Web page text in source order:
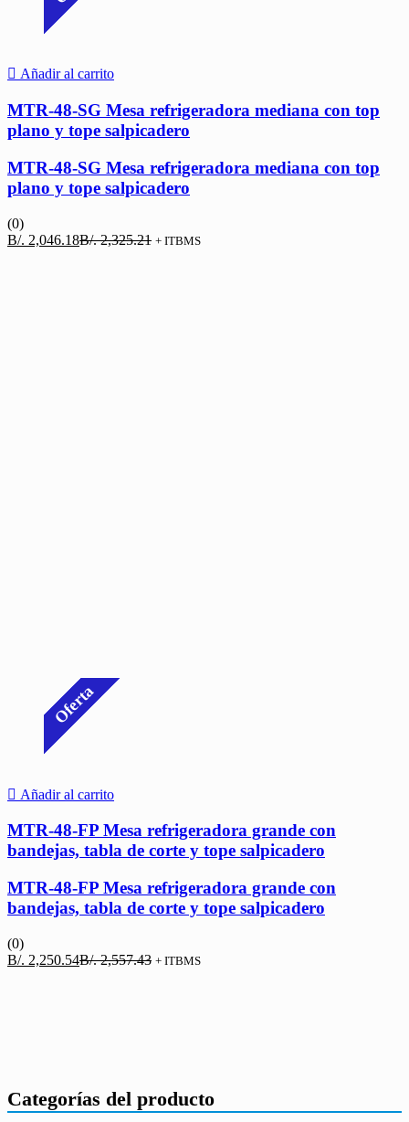
Añadir al carrito
MTR-48-SG Mesa refrigeradora mediana con top
plano y tope salpicadero
MTR-48-SG Mesa refrigeradora mediana con top
plano y tope salpicadero
(0)
B/. 2,046.18El
B/.2,325.21 El
+ ITBMS
Oferta
Añadir al carrito
MTR-48-FP Mesa refrigeradora grande con
bandejas, tabla de corte y tope salpicadero
MTR-48-FP Mesa refrigeradora grande con
bandejas, tabla de corte y tope salpicadero
(0)
B/. 2,250.54El
B/.2,557.43 El
+ ITBMS
Categorías del producto